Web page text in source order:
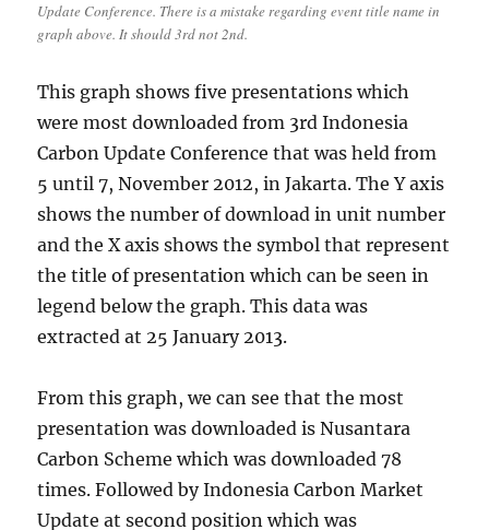
Update Conference. There is a mistake regarding event title name in
graph above. It should 3rd not 2nd.
This graph shows five presentations which
were most downloaded from 3rd Indonesia
Carbon Update Conference that was held from
5 until 7, November 2012, in Jakarta. The Y axis
shows the number of download in unit number
and the X axis shows the symbol that represent
the title of presentation which can be seen in
legend below the graph. This data was
extracted at 25 January 2013.
From this graph, we can see that the most
presentation was downloaded is Nusantara
Carbon Scheme which was downloaded 78
times. Followed by Indonesia Carbon Market
Update at second position which was